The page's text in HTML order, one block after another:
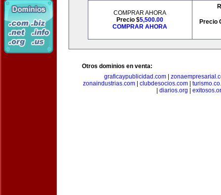
COMPRAR AHORA
Precio $5,500.00
COMPRAR AHORA
Precio
Otros dominios en venta:
graficaypublicidad.com
zonaindustrias.com| clubdesocios.com|
diarios.org